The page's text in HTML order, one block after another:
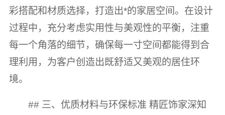
彩搭配和材质选择，打造出*的家居空间。在设计
过程中，充分考虑实用性与美观性的平衡，注重
每一个角落的细节，确保每一寸空间都能得到合
理利用，为客户创造出既舒适又美观的居住环
境。
## 三、优质材料与环保标准 精匠饰家深知